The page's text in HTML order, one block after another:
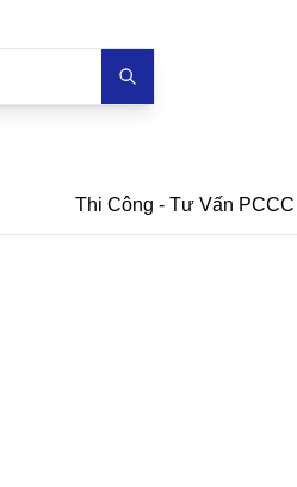
Thi Công - Tư Vấn PCCC